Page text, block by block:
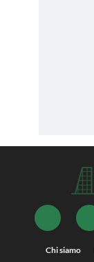
Chi siamo